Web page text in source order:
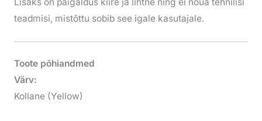
Lisaks on paigaldus kiire ja lihtne ning ei nõua tehnilisi
teadmisi, mistõttu sobib see igale kasutajale.
Toote põhiandmed
Värv:
Kollane (Yellow)